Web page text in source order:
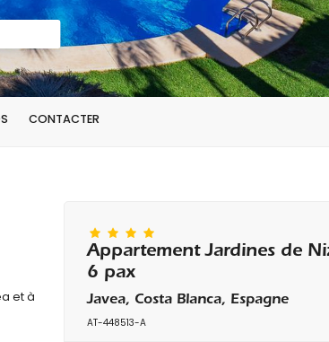
CONTACTER
et à
Appartement Jardines de
6 pax
Javea, Costa Blanca, Espagne
AT-448513-A